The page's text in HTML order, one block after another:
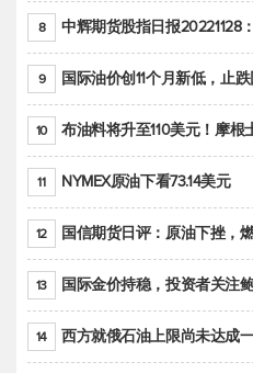
8 中辉期货股指日报20221128
9 国际油价创11个月新低，止
10 布油料将升至110美元！摩根士
11 NYMEX原油下看73.14美元
12 国信期货日评：原油下挫，
13 国际金价持稳，投资者关注
14 西方就俄石油上限尚未达成